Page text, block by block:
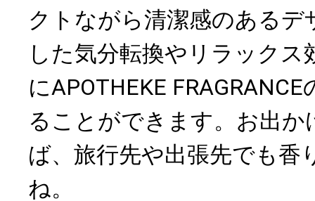
クトながら清潔感のあるデ
した気分転換やリラックス
にAPOTHEKE
ることができます。お出か
ば、旅行先や出張先でも香
ね。